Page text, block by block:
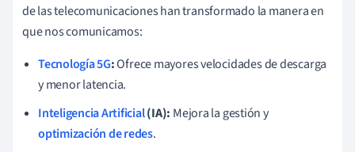
de las telecomunicaciones han transformado la manera en
que nos comunicamos:
Tecnología 5G:Ofrece mayores velocidades de descarga
y menor latencia.
Inteligencia Artificial(IA): Mejora la gestión y
optimización de redes.